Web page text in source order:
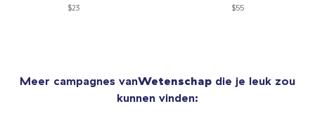
$23 $55
Meer campagnes vanWetenschap die je leuk zou
kunnen vinden: